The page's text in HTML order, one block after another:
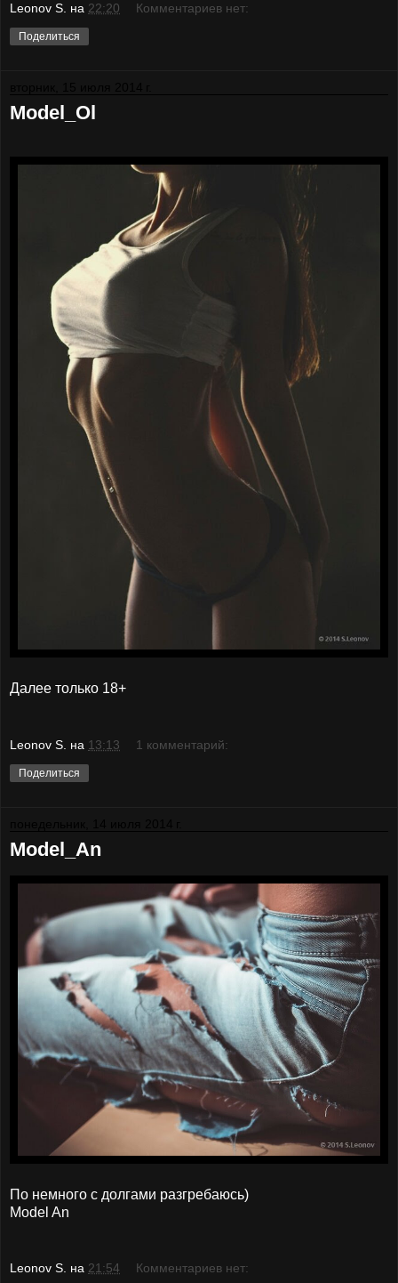
Leonov S. на 22:20 Комментариев нет:
Поделиться
Model_Ol
Далее только 18+
Leonov S. на 13:13 1 комментарий:
Поделиться
Model_An
По немного с долгами разгребаюсь)
Model An
Leonov S. на 21:54 Комментариев нет: